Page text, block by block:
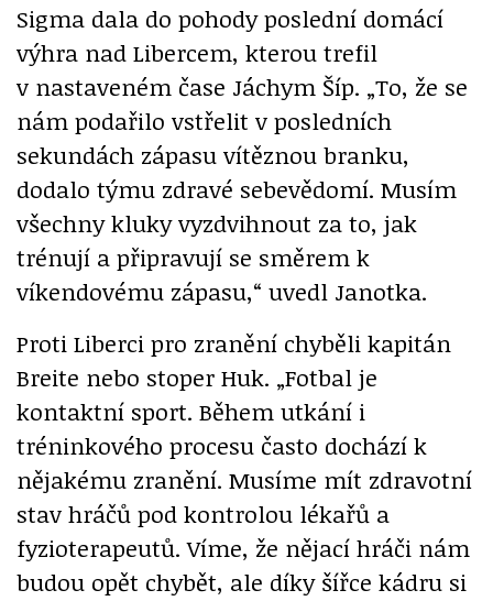
Sigma dala do pohody poslední domácí
výhra nad Libercem, kterou trefil
v nastaveném čase Jáchym Šíp. „To, že se
nám podařilo vstřelit v posledních
sekundách zápasu vítěznou branku,
dodalo týmu zdravé sebevědomí. Musím
všechny kluky vyzdvihnout za to, jak
trénují a připravují se směrem k
víkendovému zápasu,“ uvedl Janotka.
Proti Liberci pro zranění chyběli kapitán
Breite nebo stoper Huk. „Fotbal je
kontaktní sport. Během utkání i
tréninkového procesu často dochází k
nějakému zranění. Musíme mít zdravotní
stav hráčů pod kontrolou lékařů a
fyzioterapeutů. Víme, že nějací hráči nám
budou opět chybět, ale díky šířce kádru si